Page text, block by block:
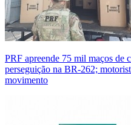
PRF apreende 75 mil maços de
perseguição na BR-262;
movimento